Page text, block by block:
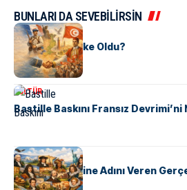
BUNLARI DA SEVEBİLİRSİN
KÜLTÜR
Tunus Nasıl Ülke Oldu?
KÜLTÜR
Bastille Baskını Fransız Devrimi’ni
KÜLTÜR
ABD Eyaletlerine Adını Veren